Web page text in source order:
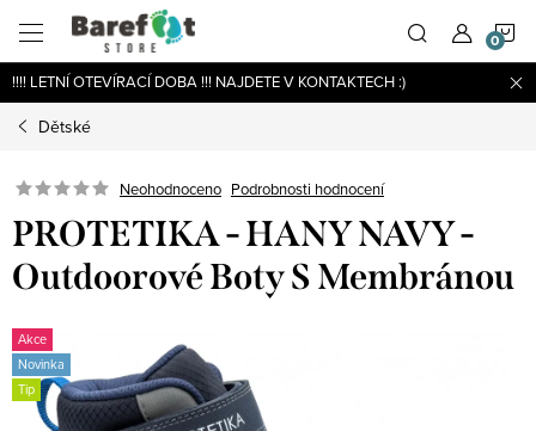
obsah
!!!! LETNÍ OTEVÍRACÍ DOBA !!! NAJDETE V KONTAKTECH :)
Dětské
Neohodnoceno Podrobnosti hodnocení
PROTETIKA - HANY NAVY -
Outdoorové Boty S Membránou
Akce
Novinka
Tip